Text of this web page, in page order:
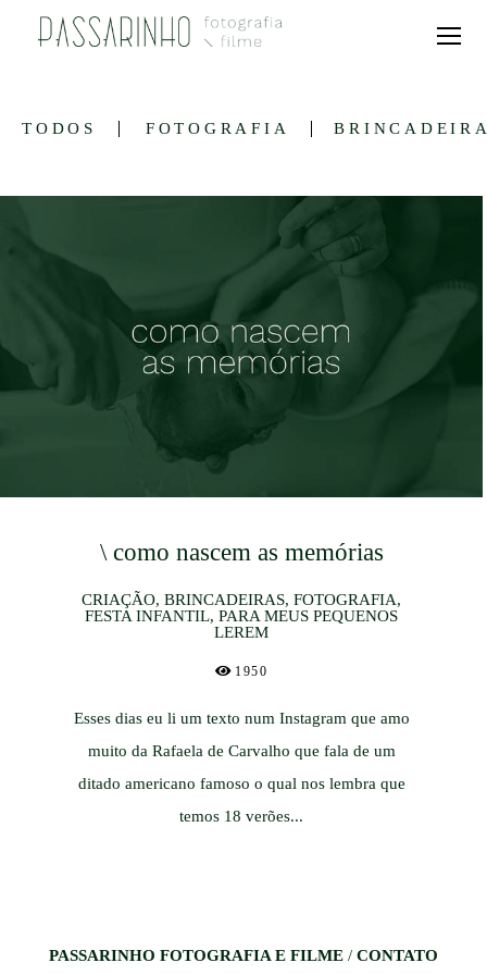
TODOS FOTOGRAFIA
\ como nascem as memórias
CRIAÇÃO, BRINCADEIRAS, FOTOGRAFIA,
FESTA INFANTIL, PARA MEUS PEQUENOS
LEREM
1950
Esses dias eu li um texto num Instagram que amo
muito da Rafaela de Carvalho que fala de um
ditado americano famoso o qual nos lembra que
temos 18 verões...
PASSARINHO FOTOGRAFIA E FILME / CONTATO